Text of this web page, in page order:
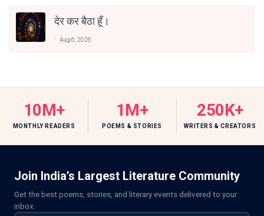
देर कर बैठा हूँ।
Aug 6, 2026
10M+
MONTHLY READERS
1M+
POEMS & STORIES
250K+
WRITERS & CREATORS
Join India’s Largest Literature Community
Get the best poems, stories, and literary events delivered to your
inbox.